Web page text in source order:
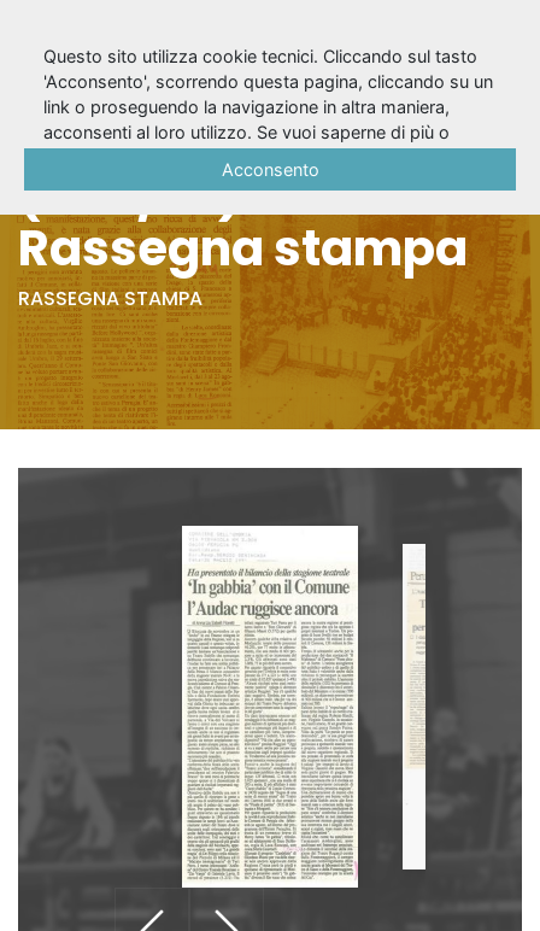
Nella gabbia
(1991/92) -
Rassegna stampa
RASSEGNA STAMPA
Questo sito utilizza cookie tecnici. Cliccando sul tasto
'Acconsento', scorrendo questa pagina, cliccando su un
link o proseguendo la navigazione in altra maniera,
acconsenti al loro utilizzo. Se vuoi saperne di più o
Acconsento